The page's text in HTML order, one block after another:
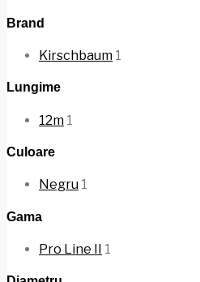
Brand
Kirschbaum 1
Lungime
12m 1
Culoare
Negru 1
Gama
Pro Line II 1